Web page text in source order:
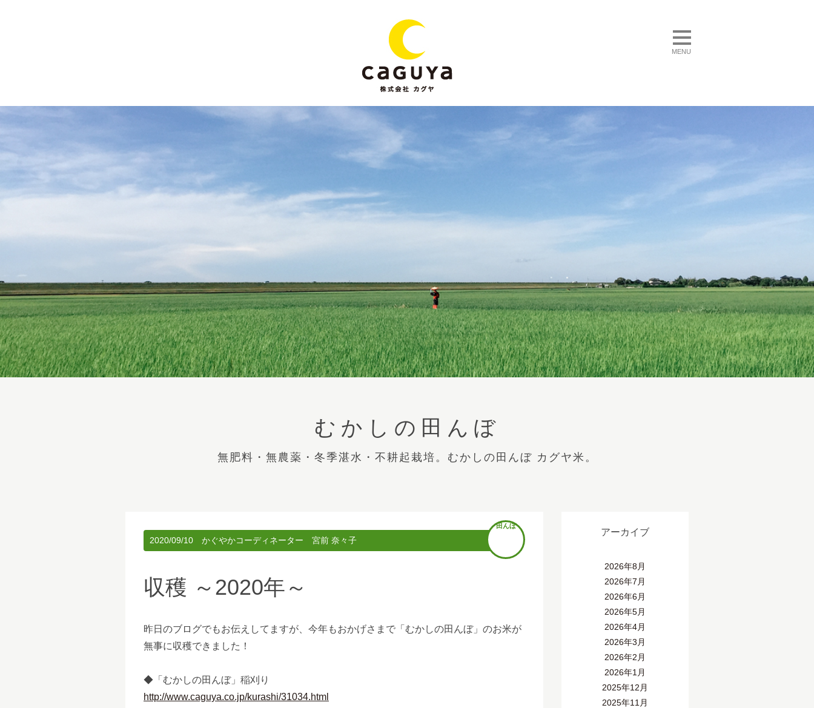
toggle navigation
MENU
むかしの田んぼ
無肥料・無農薬・冬季湛水・不耕起栽培。むかしの田んぼ カグヤ米。
2020/09/10 かぐやかコーディネーター 宮前 奈々子
田んぼ
収穫 ～2020年～
昨日のブログでもお伝えしてますが、今年もおかげさまで「むかしの田んぼ」のお米が
無事に収穫できました！
◆「むかしの田んぼ」稲刈り
http://www.caguya.co.jp/kurashi/31034.html
アーカイブ
2026年8月
2026年7月
2026年6月
2026年5月
2026年4月
2026年3月
2026年2月
2026年1月
2025年12月
2025年11月